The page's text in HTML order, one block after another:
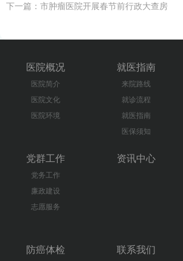
下一篇： 市肿瘤医院开展春节前行政大查房
医院概况
医院简介
医院文化
医院环境
就医指南
来院路线
就诊流程
就医指南
医保须知
党群工作
党务工作
廉政建设
志愿服务
资讯中心
防癌体检 联系我们